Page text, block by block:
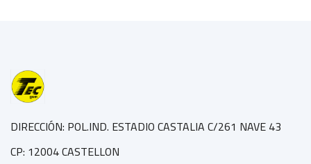
DIRECCIÓN: POL.IND. ESTADIO CASTALIA C/261 NAVE 43
CP: 12004 CASTELLON